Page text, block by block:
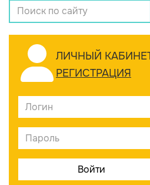
ЛИЧНЫЙ
РЕГИСТРАЦИЯ